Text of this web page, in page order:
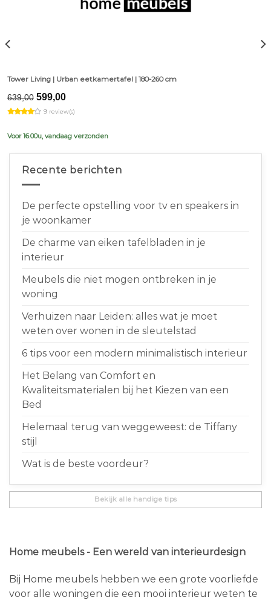
Tower Living | Urban eetkamertafel | 180-260 cm
639,00 Original
price
was:
599,00Current
is:
9 review(s)
Voor 16.00u, vandaag verzonden
Recente berichten
De perfecte opstelling voor tv en speakers in
je woonkamer
De charme van eiken tafelbladen in je
interieur
Meubels die niet mogen ontbreken in je
woning
Verhuizen naar Leiden: alles wat je moet
weten over wonen in de sleutelstad
6 tips voor een modern minimalistisch interieur
Het Belang van Comfort en
Kwaliteitsmaterialen bij het Kiezen van een
Bed
Helemaal terug van weggeweest: de Tiffany
stijl
Wat is de beste voordeur?
Bekijk alle handige tips
Home meubels - Een wereld van interieurdesign
Bij Home meubels hebben we een grote voorliefde
voor alle woningen die een mooi interieur weten te